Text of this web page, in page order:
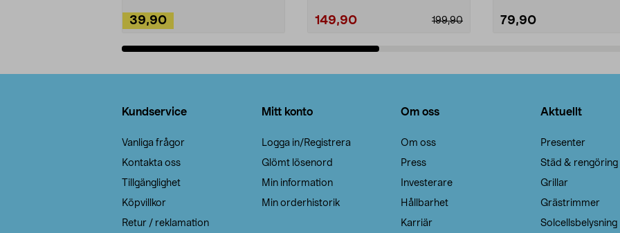
39,90 199,90
149,90 79,90
Kundservice
Vanliga frågor
Kontakta oss
Tillgänglighet
Köpvillkor
Retur / reklamation
Mitt konto
Logga in/Registrera
Glömt lösenord
Min information
Min orderhistorik
Om oss
Om oss
Press
Investerare
Hållbarhet
Karriär
Aktuellt
Presenter
Städ & rengöring
Grillar
Grästrimmer
Solcellsbelysning